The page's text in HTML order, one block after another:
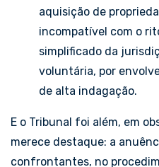
aquisição de
incompatível com o
simplificado da
voluntária, por
de alta indagação.
E o Tribunal foi além, em
merece destaque: a
confrontantes, no